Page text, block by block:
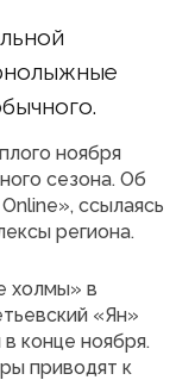
ноября
сезона. Об
ссылаясь
региона.
холмы» в
«Ян»
конце ноября.
приводят к